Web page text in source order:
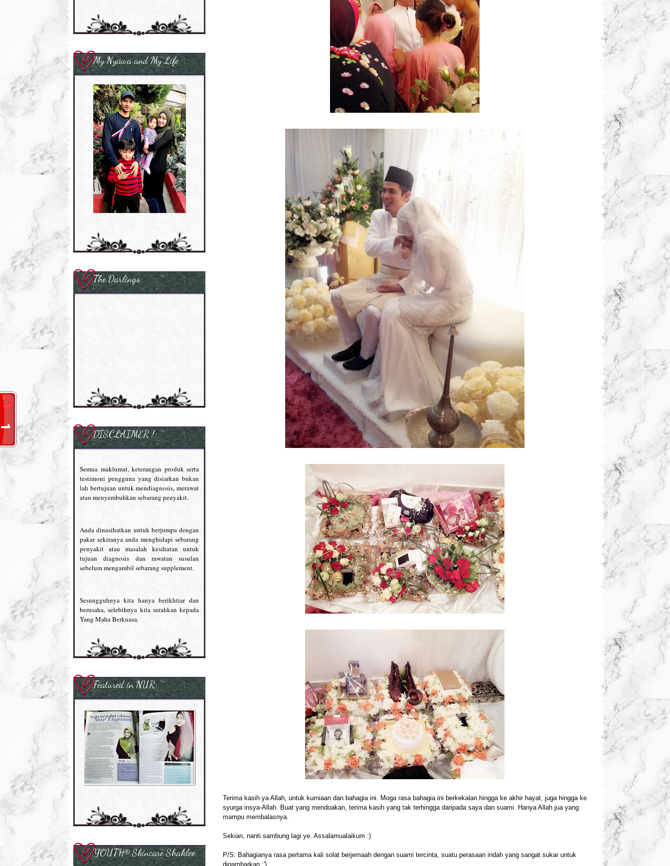
Terima kasih ya Allah, untuk kurniaan dan bahagia ini. Moga rasa bahagia ini berkekalan hingga ke akhir hayat, juga hingga ke
syurga insya-Allah. Buat yang mendoakan, terima kasih yang tak terhingga daripada saya dan suami. Hanya Allah jua yang
mampu membalasnya.
Sekian, nanti sambung lagi ye. Assalamualaikum :)
P/S: Bahagianya rasa pertama kali solat berjemaah dengan suami tercinta, suatu perasaan indah yang sangat sukar untuk
digambarkan :')
My Nyawa and My Life
The Darlings
DISCLAIMER !
Semua maklumat, keterangan produk serta
testimoni pengguna yang disiarkan bukan
lah bertujuan untuk mendiagnosis, merawat
atau menyembuhkan sebarang penyakit.
Anda dinasihatkan untuk berjumpa dengan
pakar sekiranya anda menghidapi sebarang
penyakit atau masalah kesihatan untuk
tujuan diagnosis dan rawatan susulan
sebelum mengambil sebarang supplement.
Sesungguhnya kita hanya berikhtiar dan
berusaha, selebihnya kita serahkan kepada
Yang Maha Berkuasa.
Featured in NUR
YOUTH® Skincare Shaklee